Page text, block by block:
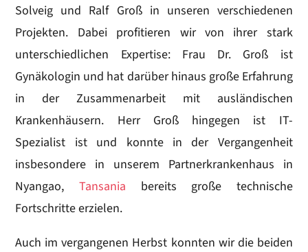
Solveig und Ralf Groß in unseren verschiedenen
Projekten. Dabei profitieren wir von ihrer stark
unterschiedlichen Expertise: Frau Dr. Groß ist
Gynäkologin und hat darüber hinaus große Erfahrung
in der Zusammenarbeit mit ausländischen
Krankenhäusern. Herr Groß hingegen ist IT-
Spezialist ist und konnte in der Vergangenheit
insbesondere in unserem Partnerkrankenhaus in
Nyangao, Tansania bereits große technische
Fortschritte erzielen.
Auch im vergangenen Herbst konnten wir die beiden